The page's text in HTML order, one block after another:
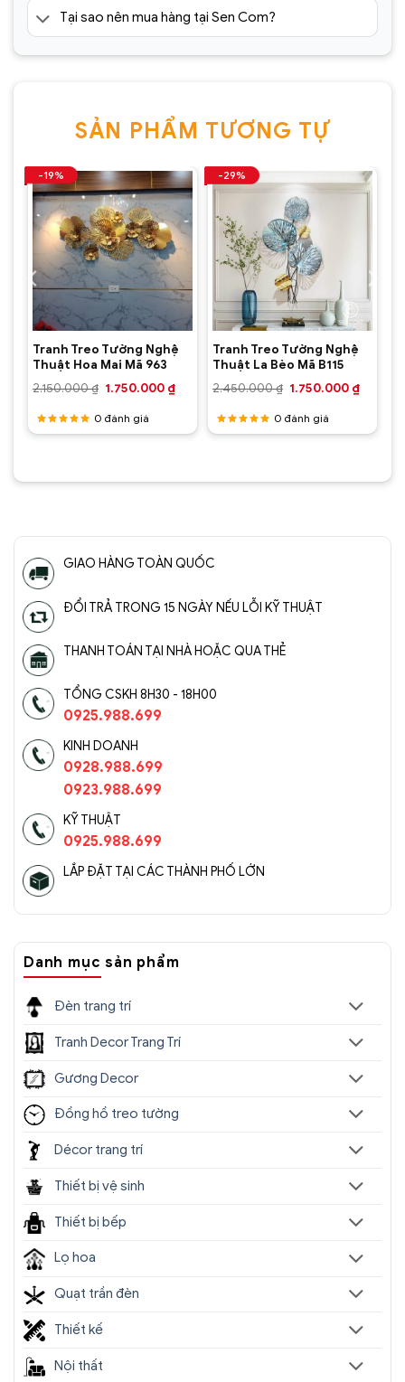
Tại sao nên mua hàng tại Sen Com?
SẢN PHẨM TƯƠNG TỰ
-19%
Tranh Treo Tường Nghệ
Thuật Hoa Mai Mã 963
2.150.000₫ Giá
2.150.000 ₫.
1.750.000 ₫Giá
1.750.000 ₫.
Được
0 đánh giá
-29%
Tranh Treo Tường Nghệ
Thuật La Bèo Mã B115
2.450.000₫ Giá
2.450.000 ₫.
1.750.000 ₫Giá
Được
0 đánh giá
1.500.000 ₫.
GIAO HÀNG TOÀN QUỐC
ĐỔI TRẢ TRONG 15 NGÀY NẾU LỖI KỸ THUẬT
THANH TOÁN TẠI NHÀ HOẶC QUA THẺ
TỔNG CSKH 8H30 - 18H00
0925.988.699
KINH DOANH
0928.988.699
0923.988.699
KỸ THUẬT
0925.988.699
LẮP ĐẶT TẠI CÁC THÀNH PHỐ LỚN
Danh mục sản phẩm
Đèn trang trí
Tranh Decor Trang Trí
Gương Decor
Đồng hồ treo tường
Décor trang trí
Thiết bị vệ sinh
Thiết bị bếp
Lọ hoa
Quạt trần đèn
Thiết kế
Nội thất